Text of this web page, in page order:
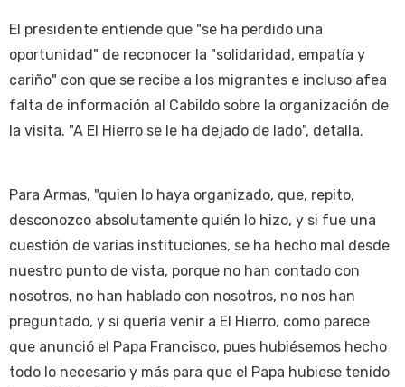
El presidente entiende que "se ha perdido una
oportunidad" de reconocer la "solidaridad, empatía y
cariño" con que se recibe a los migrantes e incluso afea
falta de información al Cabildo sobre la organización de
la visita. "A El Hierro se le ha dejado de lado", detalla.
Para Armas, "quien lo haya organizado, que, repito,
desconozco absolutamente quién lo hizo, y si fue una
cuestión de varias instituciones, se ha hecho mal desde
nuestro punto de vista, porque no han contado con
nosotros, no han hablado con nosotros, no nos han
preguntado, y si quería venir a El Hierro, como parece
que anunció el Papa Francisco, pues hubiésemos hecho
todo lo necesario y más para que el Papa hubiese tenido